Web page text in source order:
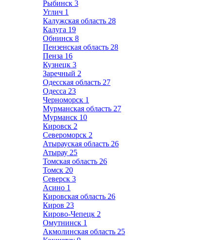
Рыбинск 3
Углич 1
Калужская область 28
Калуга 19
Обнинск 8
Пензенская область 28
Пенза 16
Кузнецк 3
Заречный 2
Одесская область 27
Одесса 23
Черноморск 1
Мурманская область 27
Мурманск 10
Кировск 2
Североморск 2
Атырауская область 26
Атырау 25
Томская область 26
Томск 20
Северск 3
Асино 1
Кировская область 26
Киров 23
Кирово-Чепецк 2
Омутнинск 1
Акмолинская область 25